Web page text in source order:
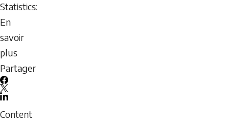
Lettre
d’autorisation
médicale
icon
Statistics:
En
savoir
plus
sur
Fiche
éducative
sur
Partager
Facebook
X
Email
Content